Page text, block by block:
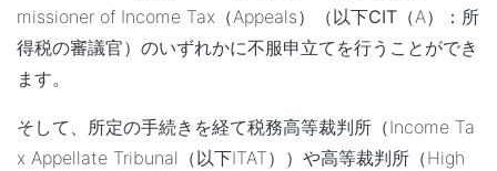
missioner of Income Tax（Appeals）（以下CIT （A）：所
得税の審議官）のいずれかに不服申立てを行うことができ
ます。
そして、所定の手続きを経て税務高等裁判所（Income Ta
x Appellate Tribunal（以下ITAT））や高等裁判所（High